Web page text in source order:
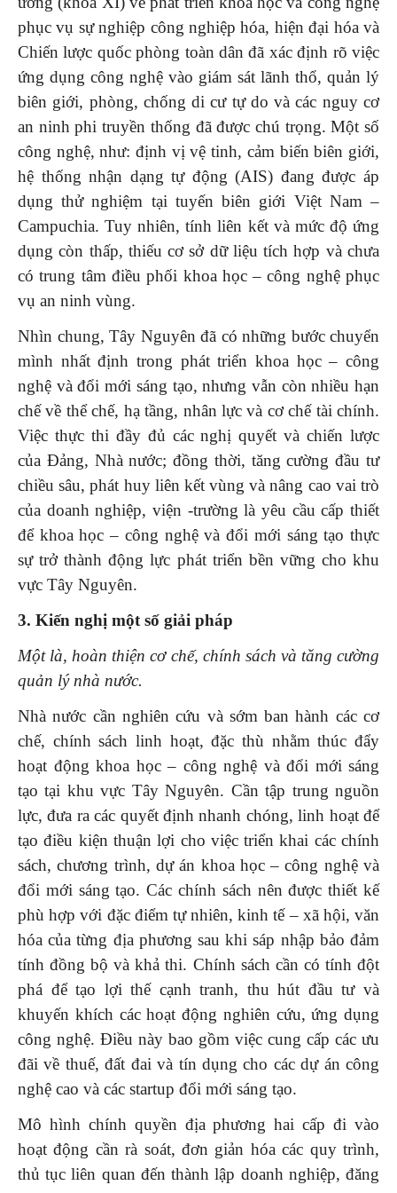
phục vụ sự nghiệp công nghiệp hóa, hiện đại hóa và
Chiến lược quốc phòng toàn dân đã xác định rõ việc
ứng dụng công nghệ vào giám sát lãnh thổ, quản lý
biên giới, phòng, chống di cư tự do và các nguy cơ
an ninh phi truyền thống đã được chú trọng. Một số
công nghệ, như: định vị vệ tinh, cảm biến biên giới,
hệ thống nhận dạng tự động (AIS) đang được áp
dụng thử nghiệm tại tuyến biên giới Việt Nam –
Campuchia. Tuy nhiên, tính liên kết và mức độ ứng
dụng còn thấp, thiếu cơ sở dữ liệu tích hợp và chưa
có trung tâm điều phối khoa học – công nghệ phục
vụ an ninh vùng.
Nhìn chung, Tây Nguyên đã có những bước chuyển
mình nhất định trong phát triển khoa học – công
nghệ và đổi mới sáng tạo, nhưng vẫn còn nhiều hạn
chế về thể chế, hạ tầng, nhân lực và cơ chế tài chính.
Việc thực thi đầy đủ các nghị quyết và chiến lược
của Đảng, Nhà nước; đồng thời, tăng cường đầu tư
chiều sâu, phát huy liên kết vùng và nâng cao vai trò
của doanh nghiệp, viện -trường là yêu cầu cấp thiết
để khoa học – công nghệ và đổi mới sáng tạo thực
sự trở thành động lực phát triển bền vững cho khu
vực Tây Nguyên.
3. Kiến nghị một số giải pháp
Một là, hoàn thiện cơ chế, chính sách và tăng cường
quản lý nhà nước.
Nhà nước cần nghiên cứu và sớm ban hành các cơ
chế, chính sách linh hoạt, đặc thù nhằm thúc đẩy
hoạt động khoa học – công nghệ và đổi mới sáng
tạo tại khu vực Tây Nguyên. Cần tập trung nguồn
lực, đưa ra các quyết định nhanh chóng, linh hoạt để
tạo điều kiện thuận lợi cho việc triển khai các chính
sách, chương trình, dự án khoa học – công nghệ và
đổi mới sáng tạo. Các chính sách nên được thiết kế
phù hợp với đặc điểm tự nhiên, kinh tế – xã hội, văn
hóa của từng địa phương sau khi sáp nhập bảo đảm
tính đồng bộ và khả thi. Chính sách cần có tính đột
phá để tạo lợi thế cạnh tranh, thu hút đầu tư và
khuyến khích các hoạt động nghiên cứu, ứng dụng
công nghệ. Điều này bao gồm việc cung cấp các ưu
đãi về thuế, đất đai và tín dụng cho các dự án công
nghệ cao và các startup đổi mới sáng tạo.
Mô hình chính quyền địa phương hai cấp đi vào
hoạt động cần rà soát, đơn giản hóa các quy trình,
thủ tục liên quan đến thành lập doanh nghiệp, đăng